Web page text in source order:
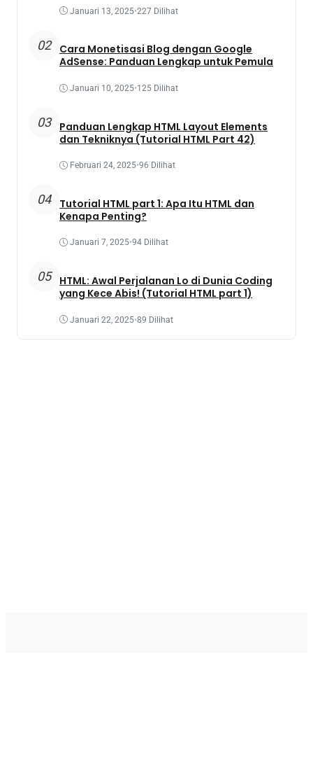
Januari 13, 2025•227 Dilihat
02
Cara Monetisasi Blog dengan Google
AdSense: Panduan Lengkap untuk Pemula
Januari 10, 2025•125 Dilihat
03
Panduan Lengkap HTML Layout Elements
dan Tekniknya (Tutorial HTML Part 42)
Februari 24, 2025•96 Dilihat
04
Tutorial HTML part 1: Apa Itu HTML dan
Kenapa Penting?
Januari 7, 2025•94 Dilihat
05
HTML: Awal Perjalanan Lo di Dunia Coding
yang Kece Abis! (Tutorial HTML part 1)
Januari 22, 2025•89 Dilihat